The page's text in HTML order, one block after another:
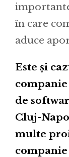
în care
aduce
Este și
de
Cluj-
multe